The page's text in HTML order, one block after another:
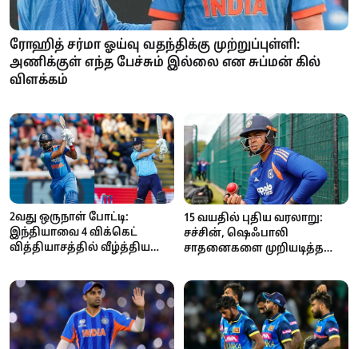
ரோஹித் சர்மா ஓய்வு வதந்திக்கு முற்றுப்புள்ளி:
அணிக்குள் எந்த பேச்சும் இல்லை என சுப்மன் கில்
விளக்கம்
2வது ஒருநாள் போட்டி:
இந்தியாவை 4 விக்கெட்
வித்தியாசத்தில் வீழ்த்திய
சமன்!
15 வயதில் புதிய வரலாறு:
சச்சின், ஷெஃபாலி
சாதனைகளை முறியடித்த